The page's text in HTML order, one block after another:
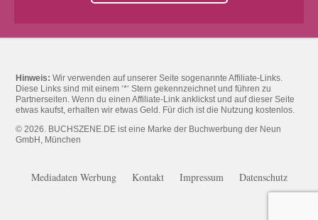
Hinweis: Wir verwenden auf unserer Seite sogenannte Affiliate-Links.
Diese Links sind mit einem ‘*‘ Stern gekennzeichnet und führen zu
Partnerseiten. Wenn du einen Affiliate-Link anklickst und auf dieser Seite
etwas kaufst, erhalten wir etwas Geld. Für dich ist die Nutzung kostenlos.
© 2026. BUCHSZENE.DE ist eine Marke der Buchwerbung der Neun
GmbH, München
Mediadaten Werbung Kontakt Impressum Datenschutz